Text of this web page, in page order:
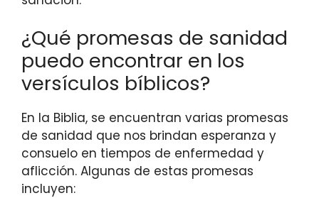
¿Qué promesas de sanidad
puedo encontrar en los
versículos bíblicos?
En la Biblia, se encuentran varias promesas
de sanidad que nos brindan esperanza y
consuelo en tiempos de enfermedad y
aflicción. Algunas de estas promesas
incluyen: